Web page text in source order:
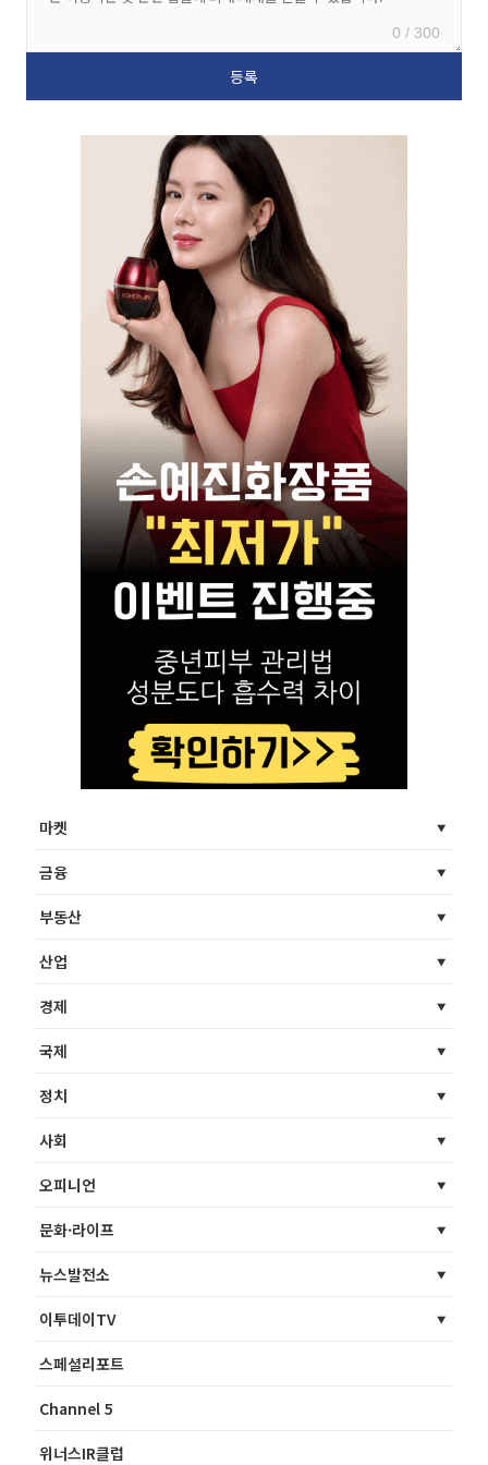
0 / 300
마켓
금융
부동산
산업
경제
국제
정치
사회
오피니언
문화·라이프
뉴스발전소
이투데이TV
스페셜리포트
Channel 5
위너스IR클럽